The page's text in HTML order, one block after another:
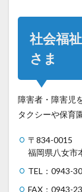
社会福
さま
障害者・障害児
タクシーや保育
〒834-0015
福岡県八女市
TEL：0943-
FAX：0943-